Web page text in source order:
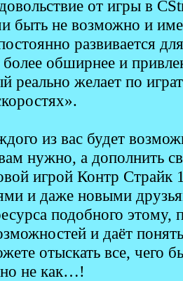
от игры в
быть не возможно и
развивается
более обширнее и
реально желает по
из вас будет
нужно, а дополнить
игрой Контр Страйк
и даже новыми
подобного этому,
и даёт
отыскать все, чего
не как…!